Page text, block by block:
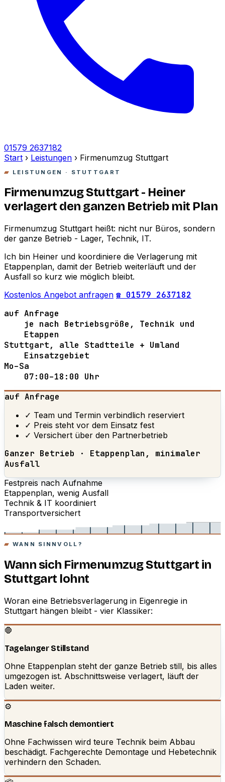
01579 2637182
Start › Leistungen › Firmenumzug Stuttgart
LEISTUNGEN · STUTTGART
Firmenumzug Stuttgart - Heiner
verlagert den ganzen Betrieb mit Plan
Firmenumzug Stuttgart heißt: nicht nur Büros, sondern
der ganze Betrieb - Lager, Technik, IT.
Ich bin Heiner und koordiniere die Verlagerung mit
Etappenplan, damit der Betrieb weiterläuft und der
Ausfall so kurz wie möglich bleibt.
Kostenlos Angebot anfragen ☎ 01579 2637182
auf Anfrage
je nach Betriebsgröße, Technik und
Etappen
Stuttgart, alle Stadtteile + Umland
Einsatzgebiet
Mo–Sa
07:00–18:00 Uhr
auf Anfrage
✓ Team und Termin verbindlich reserviert
✓ Preis steht vor dem Einsatz fest
✓ Versichert über den Partnerbetrieb
Ganzer Betrieb · Etappenplan, minimaler
Ausfall
Festpreis nach Aufnahme
Etappenplan, wenig Ausfall
Technik & IT koordiniert
Transportversichert
WANN SINNVOLL?
Wann sich Firmenumzug Stuttgart in
Stuttgart lohnt
Woran eine Betriebsverlagerung in Eigenregie in
Stuttgart hängen bleibt - vier Klassiker:
🛑
Tagelanger Stillstand
Ohne Etappenplan steht der ganze Betrieb still, bis alles
umgezogen ist. Abschnittsweise verlagert, läuft der
Laden weiter.
⚙️
Maschine falsch demontiert
Ohne Fachwissen wird teure Technik beim Abbau
beschädigt. Fachgerechte Demontage und Hebetechnik
verhindern den Schaden.